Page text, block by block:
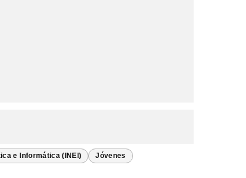
e Informática (INEI) Jóvenes